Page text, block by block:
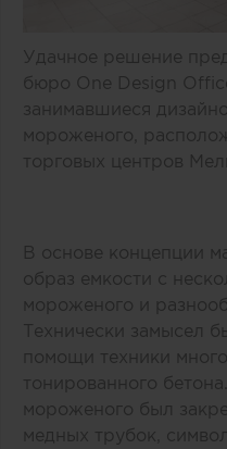
Удачное решение
бюро One Design
занимавшиеся
мороженого,
торговых центров
В основе концепции
образ емкости с
мороженого и
Технически замысел
помощи техники
тонированного
мороженого был
медных трубок,